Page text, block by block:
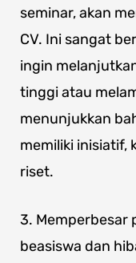
seminar, akan
CV. Ini sangat
ingin
tinggi atau
menunjukkan
memiliki inisiatif,
riset.
3. Memperbesar
beasiswa dan